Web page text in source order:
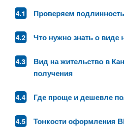
Проверяем
Что нужно знать о виде
Вид на жительство в
получения
Где проще и дешевле
Тонкости оформления